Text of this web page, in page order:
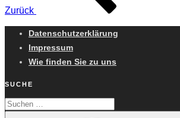
Zurück
Datenschutzerklärung
Impressum
Wie finden Sie zu uns
SUCHE
Suchen